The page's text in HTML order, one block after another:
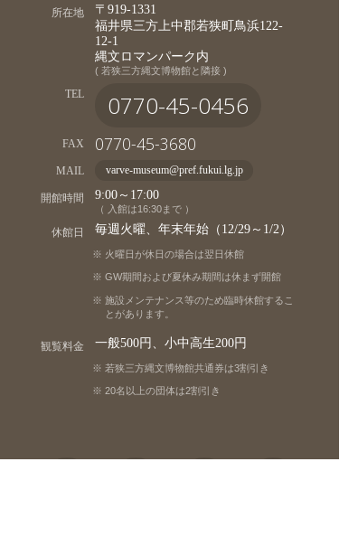
所在地
〒919-1331
福井県三方上中郡若狭町鳥浜122-
12-1
縄文ロマンパーク内
( 若狭三方縄文博物館と隣接 )
TEL 0770-45-0456
FAX 0770-45-3680
MAIL varve-museum@pref.fukui.lg.jp
開館時間 9:00～17:00
（ 入館は16:30まで ）
休館日 毎週火曜、年末年始（12/29～1/2）
火曜日が休日の場合は翌日休館
GW期間および夏休み期間は休まず開館
施設メンテナンス等のため臨時休館するこ
とがあります。
観覧料金 一般500円、小中高生200円
若狭三方縄文博物館共通券は3割引き
20名以上の団体は2割引き